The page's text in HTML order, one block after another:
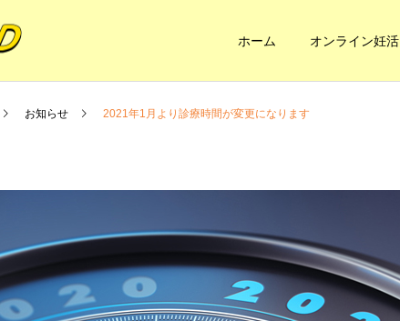
ホーム オンライン妊活
健康への道
体はサビていく
健康への道
本当の健康に
お知らせ 2021年1月より診療時間が変更になります